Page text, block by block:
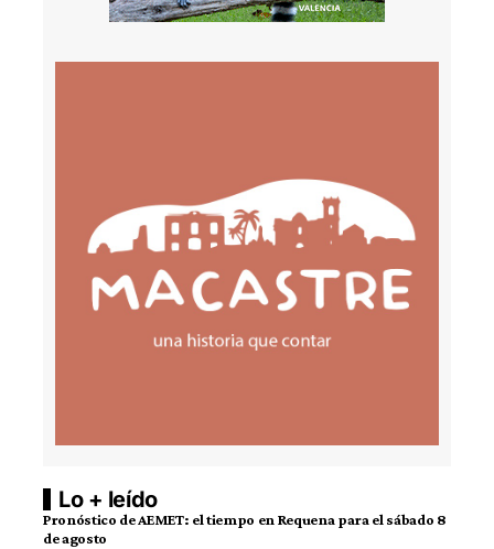
Lo + leído
Pronóstico de AEMET: el tiempo en Requena para el sábado 8
de agosto